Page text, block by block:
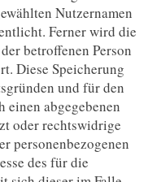
Nutzernamen
Ferner wird die
betroffenen Person
Diese Speicherung
und für den
einen abgegebenen
oder rechtswidrige
personenbezogenen
des für die